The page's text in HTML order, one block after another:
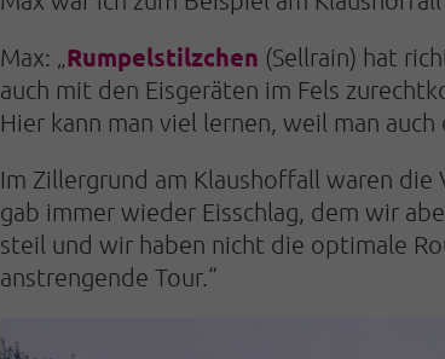
Max: „Rumpelstilzchen (Sellrain) hat
auch mit den Eisgeräten im Fels
Hier kann man viel lernen, weil man
Im Zillergrund am Klaushoffall waren die
gab immer wieder Eisschlag, dem wir
steil und wir haben nicht die optimale
anstrengende Tour.“